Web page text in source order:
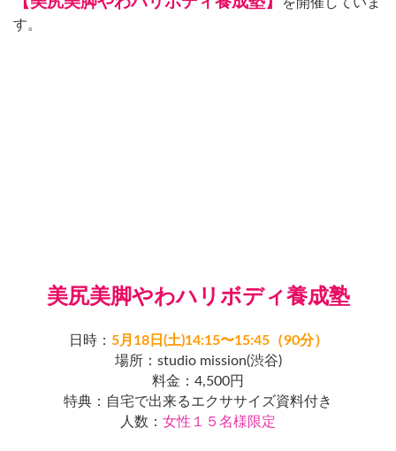
す。
美尻美脚やわハリボディ養成塾
日時： 5月18日(土)14:15〜15:45（90分）
場所：studio mission(渋谷)
料金：4,500円
特典：自宅で出来るエクササイズ資料付き
人数： 女性１５名様限定